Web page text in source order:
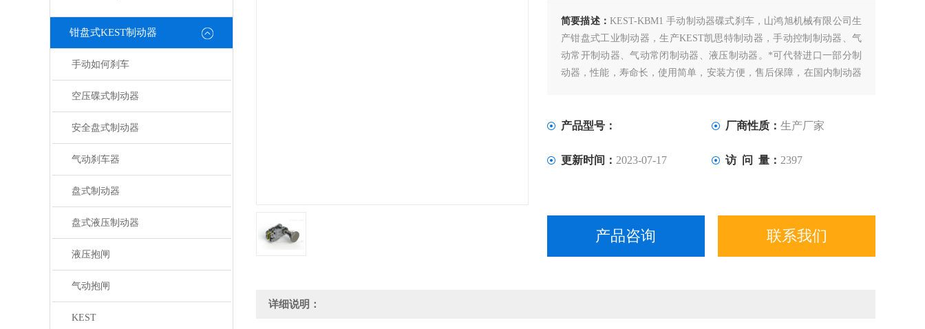
钳盘式KEST制动器
手动如何刹车
空压碟式制动器
安全盘式制动器
气动刹车器
盘式制动器
盘式液压制动器
液压抱闸
气动抱闸
KEST
简要描述： KEST-KBM1 手动制动器碟式刹车，山鸿旭机械有限公司生
产钳盘式工业制动器，生产KEST凯思特制动器，手动控制制动器、气
动常开制动器、气动常闭制动器、液压制动器。*可代替进口一部分制
动器，性能，寿命长，使用简单，安装方便，售后保障，在国内制动器
装方式简单，外表更
产品型号： 厂商性质： 生产厂家
更新时间： 2023-07-17 访 问 量： 2397
产品咨询 联系我们
详细说明：